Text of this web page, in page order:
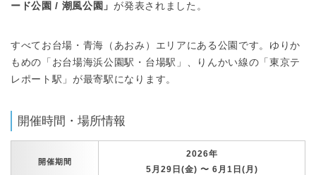
ード公園 / 潮風公園」が発表されました。
すべてお台場・青海（あおみ）エリアにある公園です。ゆりか
もめの「お台場海浜公園駅・台場駅」、りんかい線の「東京テ
レポート駅」が最寄駅になります。
開催時間・場所情報
開催期間
2026年
5月29日(金) 〜 6月1日(月)